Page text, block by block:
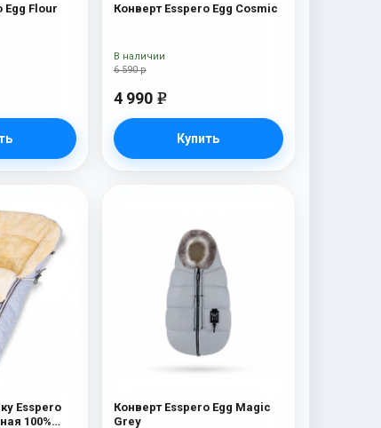
Egg Flour Конверт Esspero Egg Cosmic
6 590 р
4 990 e
Купить
В наличии
Esspero
100%
Конверт Esspero Egg Magic
Grey